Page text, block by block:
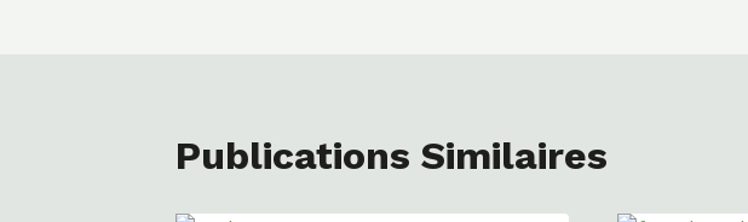
Publications Similaires